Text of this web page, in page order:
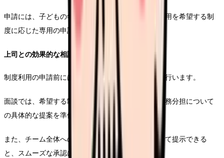
申請には、子どもの年齢を証明する書類のほか、利用を希望する制
度に応じた専用の申請書の提出が求められます。
上司との効果的な相談方法
制度利用の申請前には、必ず直属の上司との面談を行います。
面談では、希望する制度の利用期間や、その間の業務分担について
の具体的な提案を準備しておくことが重要です。
また、チーム全体への影響を考慮した対応策も併せて提示できる
と、スムーズな承認につながります。